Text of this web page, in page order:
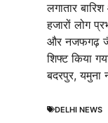
लगातार
हजारों लोग
और नजफगढ़
शिफ्ट किया
बदरपुर,
DELHI NEWS